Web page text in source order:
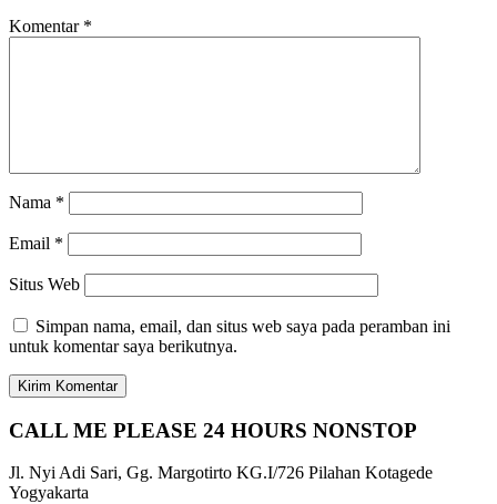
Komentar *
Nama *
Email *
Situs Web
Simpan nama, email, dan situs web saya pada peramban ini
untuk komentar saya berikutnya.
CALL ME PLEASE 24 HOURS NONSTOP
Jl. Nyi Adi Sari, Gg. Margotirto KG.I/726 Pilahan Kotagede
Yogyakarta